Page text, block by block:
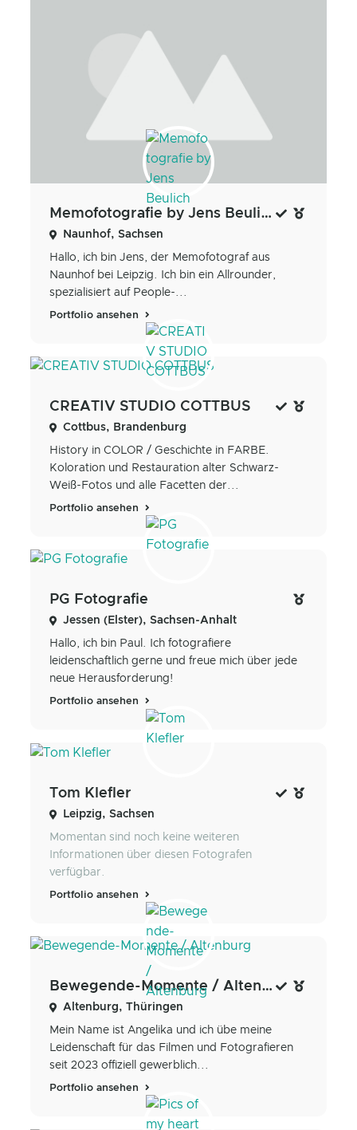
Memofotografie by Jens Beulich
Naunhof, Sachsen
Hallo, ich bin Jens, der Memofotograf aus
Naunhof bei Leipzig. Ich bin ein Allrounder,
spezialisiert auf People-...
Portfolio ansehen
CREATIV STUDIO COTTBUS
Cottbus, Brandenburg
History in COLOR / Geschichte in FARBE.
Koloration und Restauration alter Schwarz-
Weiß-Fotos und alle Facetten der...
Portfolio ansehen
PG Fotografie
Jessen (Elster), Sachsen-Anhalt
Hallo, ich bin Paul. Ich fotografiere
leidenschaftlich gerne und freue mich über jede
neue Herausforderung!
Portfolio ansehen
Tom Klefler
Leipzig, Sachsen
Momentan sind noch keine weiteren
Informationen über diesen Fotografen
verfügbar.
Portfolio ansehen
Bewegende-Momente / Altenburg
Altenburg, Thüringen
Mein Name ist Angelika und ich übe meine
Leidenschaft für das Filmen und Fotografieren
seit 2023 offiziell gewerblich...
Portfolio ansehen